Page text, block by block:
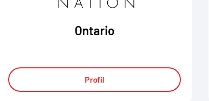
Ontario
Profil